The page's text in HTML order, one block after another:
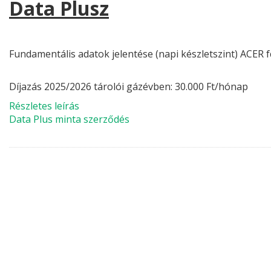
Data Plusz
Fundamentális adatok jelentése (napi készletszint) ACER
Díjazás 2025/2026 tárolói gázévben: 30.000 Ft/hónap
Részletes leírás
Data Plus minta szerződés